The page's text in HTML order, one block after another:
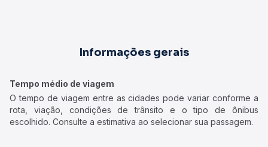
Informações gerais
Tempo médio de viagem
O tempo de viagem entre as cidades pode variar conforme a
rota, viação, condições de trânsito e o tipo de ônibus
escolhido. Consulte a estimativa ao selecionar sua passagem.